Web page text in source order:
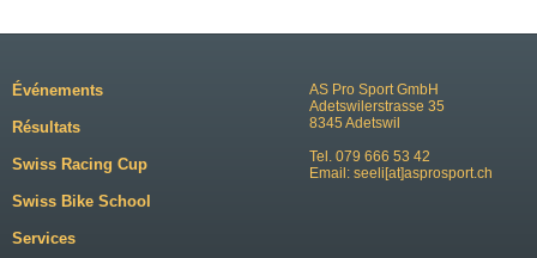
AS Pro Sport GmbH
Adetswilerstrasse 35
8345 Adetswil
Tel. 079 666 53 42
Email: seeli[at]asprosport.ch
Événements
Résultats
Swiss Racing Cup
Swiss Bike School
Services